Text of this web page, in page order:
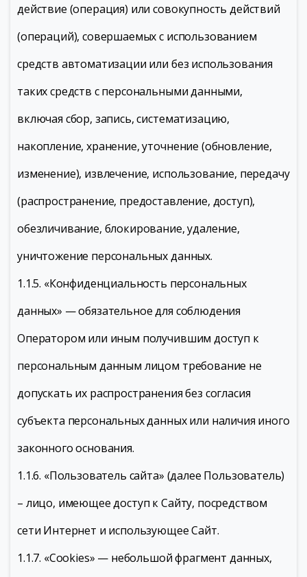
действие (операция) или совокупность действий
(операций), совершаемых с использованием
средств автоматизации или без использования
таких средств с персональными данными,
включая сбор, запись, систематизацию,
накопление, хранение, уточнение (обновление,
изменение), извлечение, использование, передачу
(распространение, предоставление, доступ),
обезличивание, блокирование, удаление,
уничтожение персональных данных.
1.1.5. «Конфиденциальность персональных
данных» — обязательное для соблюдения
Оператором или иным получившим доступ к
персональным данным лицом требование не
допускать их распространения без согласия
субъекта персональных данных или наличия иного
законного основания.
1.1.6. «Пользователь сайта» (далее Пользователь)
– лицо, имеющее доступ к Сайту, посредством
сети Интернет и использующее Сайт.
1.1.7. «Cookies» — небольшой фрагмент данных,